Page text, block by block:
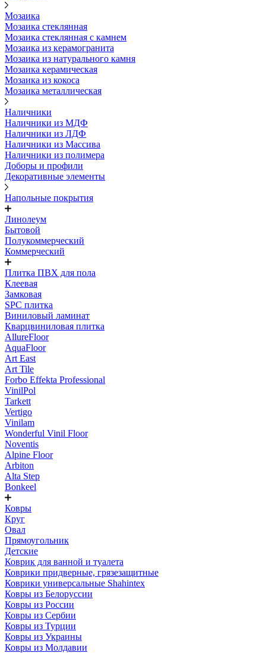
Мозаика
Мозаика стеклянная
Мозаика стеклянная с камнем
Мозаика из керамогранита
Мозаика из натурального камня
Мозаика керамическая
Мозаика из кокоса
Мозаика металлическая
Наличники
Наличники из МДФ
Наличники из ЛДФ
Наличники из Массива
Наличники из полимера
Доборы и профили
Декоративные элементы
Напольные покрытия
Линолеум
Бытовой
Полукоммерческий
Коммерческий
Плитка ПВХ для пола
Клеевая
Замковая
SPC плитка
Виниловый ламинат
Кварцвиниловая плитка
AllureFloor
AquaFloor
Art East
Art Tile
Forbo Effekta Professional
VinilPol
Tarkett
Vertigo
Vinilam
Wonderful Vinil Floor
Noventis
Alpine Floor
Arbiton
Alta Step
Bonkeel
Ковры
Круг
Овал
Прямоугольник
Детские
Коврик для ванной и туалета
Коврики придверные, грязезащитные
Коврики универсальные Shahintex
Ковры из Белоруссии
Ковры из России
Ковры из Сербии
Ковры из Турции
Ковры из Украины
Ковры из Молдавии